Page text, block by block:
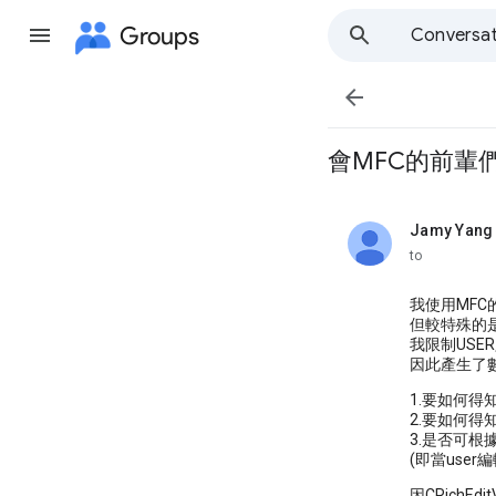
Groups

會MFC的前輩
Jamy Yang
unread,
to
我使用MFC
但較特殊的
我限制
因此產生了
1.要如何得
2.要如何得
3.是否可根
(即當user編